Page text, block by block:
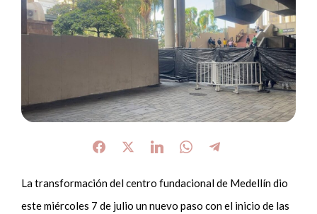
La transformación del centro fundacional de Medellín dio
este miércoles 7 de julio un nuevo paso con el inicio de las